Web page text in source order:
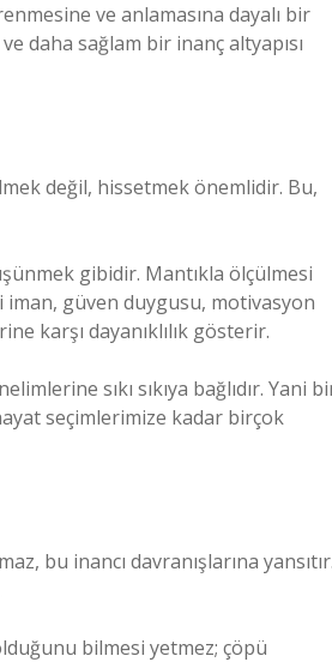
ve anlamasına dayalı bir
daha sağlam bir inanç altyapısı
değil, hissetmek önemlidir. Bu,
gibidir. Mantıkla ölçülmesi
iman, güven duygusu, motivasyon
karşı dayanıklılık gösterir.
sıkı sıkıya bağlıdır. Yani
seçimlerimize kadar birçok
bu inancı davranışlarına yansıtır.
bilmesi yetmez; çöpü